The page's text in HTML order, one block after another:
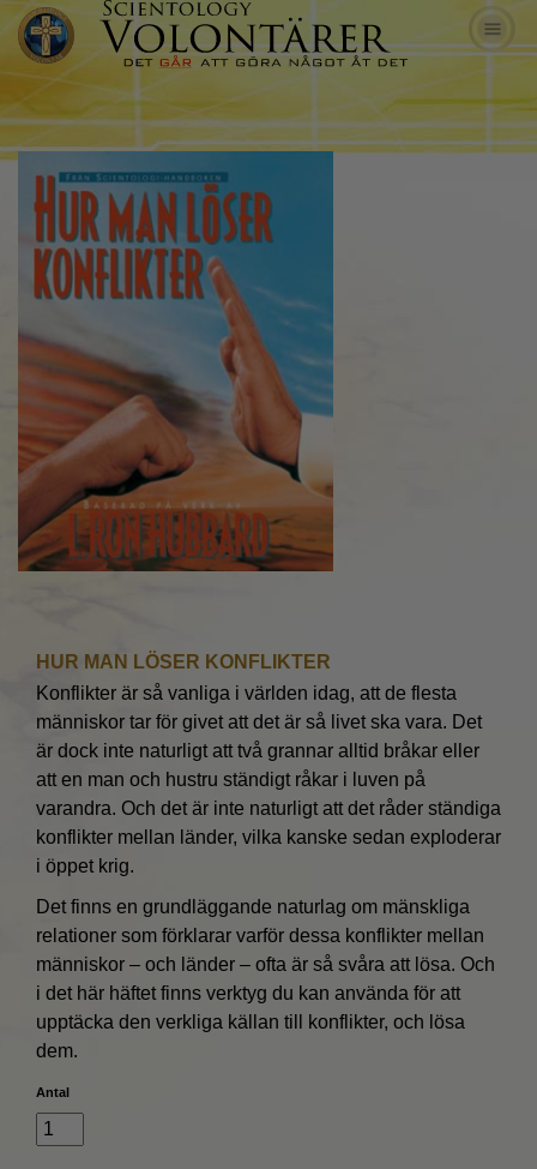
HUR MAN LÖSER KONFLIKTER
Konflikter är så vanliga i världen idag, att de flesta
människor tar för givet att det är så livet ska vara. Det
är dock inte naturligt att två grannar alltid bråkar eller
att en man och hustru ständigt råkar i luven på
varandra. Och det är inte naturligt att det råder ständiga
konflikter mellan länder, vilka kanske sedan exploderar
i öppet krig.
Det finns en grundläggande naturlag om mänskliga
relationer som förklarar varför dessa konflikter mellan
människor – och länder – ofta är så svåra att lösa. Och
i det här häftet finns verktyg du kan använda för att
upptäcka den verkliga källan till konflikter, och lösa
dem.
Antal